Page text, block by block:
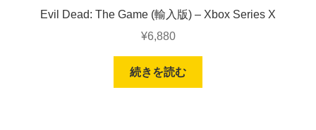
Evil Dead: The Game (輸入版) – Xbox Series X
¥6,880
続きを読む